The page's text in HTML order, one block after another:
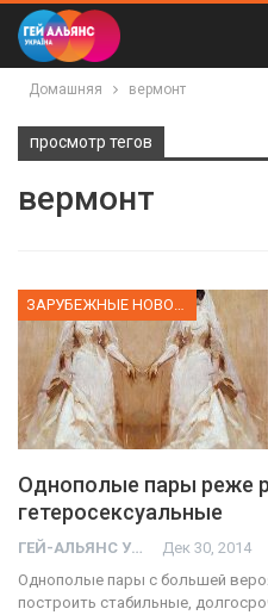
Домашняя вермонт
просмотр тегов
вермонт
Однополые пары реже
гетеросексуальные
ГЕЙ-АЛЬЯНС УКРАИНА Дек 30, 2014
Однополые пары с большей
построить стабильные,